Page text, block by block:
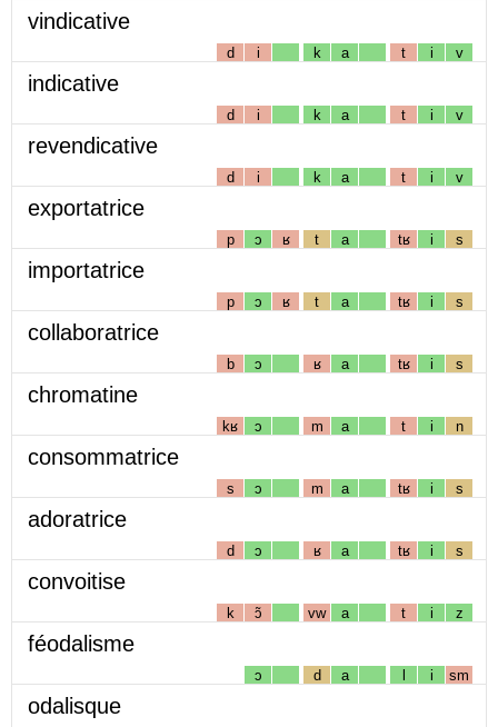
vindicative
d i k a t i v
indicative
d i k a t i v
revendicative
d i k a t i v
exportatrice
p ɔ ʁ t a tʁ i s
importatrice
p ɔ ʁ t a tʁ i s
collaboratrice
b ɔ ʁ a tʁ i s
chromatine
kʁ ɔ m a t i n
consommatrice
s ɔ m a tʁ i s
adoratrice
d ɔ ʁ a tʁ i s
convoitise
k ɔ̃ vw a t i z
féodalisme
ɔ d a l i sm
odalisque